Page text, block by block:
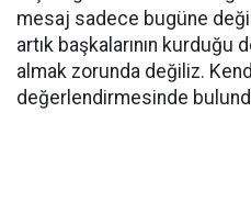
mesaj sadece bugüne
artık başkalarının
almak zorunda değiliz.
değerlendirmesinde